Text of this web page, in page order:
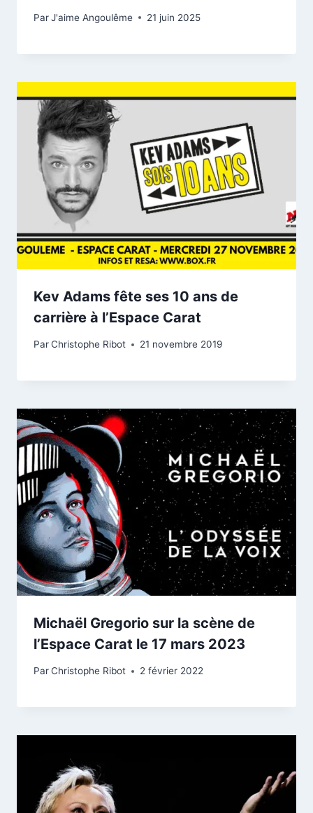
ParJ'aime Angoulême 21 juin 2025
Kev Adams fête ses 10 ans de
carrière à l’Espace Carat
ParChristophe Ribot 21 novembre 2019
Michaël Gregorio sur la scène de
l’Espace Carat le 17 mars 2023
ParChristophe Ribot 2 février 2022